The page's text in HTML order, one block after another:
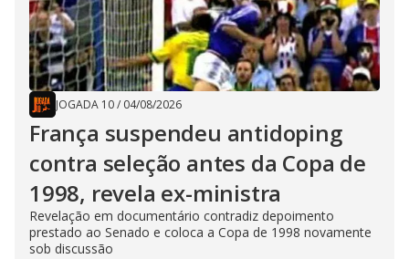
JOGADA 10/ 04/08/2026
França suspendeu antidoping
contra seleção antes da Copa de
1998, revela ex-ministra
Revelação em documentário contradiz depoimento
prestado ao Senado e coloca a Copa de 1998 novamente
sob discussão